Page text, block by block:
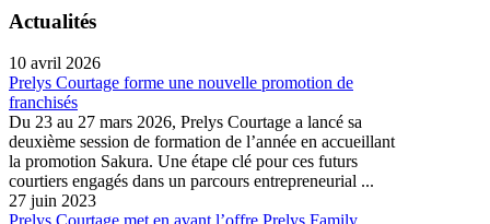
Actualités
10 avril 2026
Prelys Courtage forme une nouvelle promotion de
franchisés
Du 23 au 27 mars 2026, Prelys Courtage a lancé sa
deuxième session de formation de l’année en accueillant
la promotion Sakura. Une étape clé pour ces futurs
courtiers engagés dans un parcours entrepreneurial ...
27 juin 2023